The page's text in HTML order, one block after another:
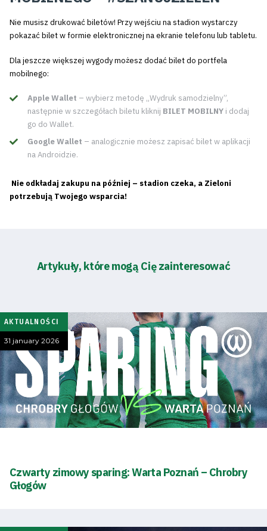
Nie musisz drukować biletów! Przy wejściu na stadion wystarczy
pokazać bilet w formie elektronicznej na ekranie telefonu lub tabletu.
Dla jeszcze większej wygody możesz dodać bilet do portfela
mobilnego:
Apple Wallet – wybierz metodę „Wydruk samodzielny”,
następnie w szczegółach biletu kliknij BILET MOBILNY i dodaj
go do Wallet.
Google Wallet – analogicznie możesz zapisać bilet w aplikacji
na Androidzie.
Nie odkładaj zakupu na później – stadion czeka, a Zieloni
potrzebują Twojego wsparcia!
Artykuły, które mogą Cię zainteresować
AKTUALNOŚCI
31 january 2026
Czwarty zimowy sparing: Warta Poznań – Chrobry
Głogów